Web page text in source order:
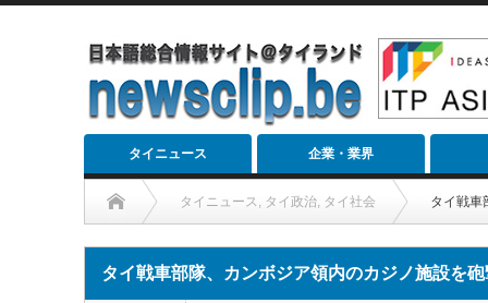
タイニュース 企業・業界
タイニュース, タイ政治, タイ社会 タイ戦車
タイ戦車部隊、カンボジア領内のカジノ施設を砲